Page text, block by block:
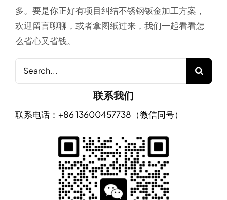
多。要是你正好有项目纠结不锈钢钣金加工方案，
欢迎留言聊聊，或者拿图纸过来，我们一起看看怎
么省心又省钱。
Search
for:
联系我们
联系电话：+86 13600457738（微信同号）